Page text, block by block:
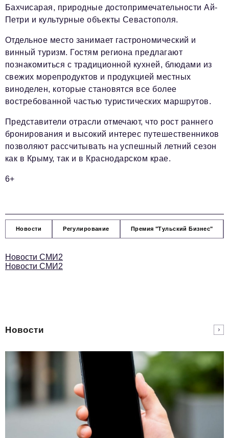
Бахчисарая, природные достопримечательности Ай-
Петри и культурные объекты Севастополя.
Отдельное место занимает гастрономический и
винный туризм. Гостям региона предлагают
познакомиться с традиционной кухней, блюдами из
свежих морепродуктов и продукцией местных
виноделен, которые становятся все более
востребованной частью туристических маршрутов.
Представители отрасли отмечают, что рост раннего
бронирования и высокий интерес путешественников
позволяют рассчитывать на успешный летний сезон
как в Крыму, так и в Краснодарском крае.
6+
Новости Регулирование Премия "Тульский Бизнес"
Новости СМИ2
Новости СМИ2
Новости